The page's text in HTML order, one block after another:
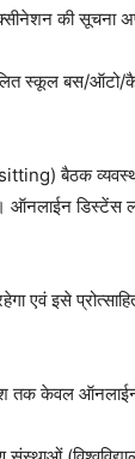
की सूचना
स्कूल बस/ऑटो/
बैठक
ऑनलाईन डिस्टेंस
एवं इसे
तक केवल